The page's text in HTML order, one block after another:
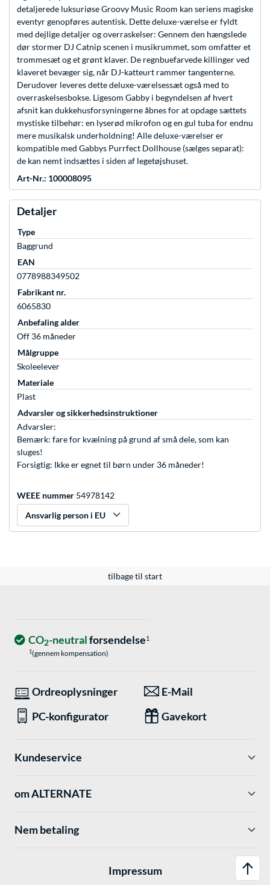
detaljerede luksuriøse Groovy Music Room kan seriens magiske
eventyr genopføres autentisk. Dette deluxe-værelse er fyldt
med dejlige detaljer og overraskelser: Gennem den hængslede
dør stormer DJ Catnip scenen i musikrummet, som omfatter et
trommesæt og et grønt klaver. De regnbuefarvede killinger ved
klaveret bevæger sig, når DJ-katteurt rammer tangenterne.
Derudover leveres dette deluxe-værelsessæt også med to
overraskelsesbokse. Ligesom Gabby i begyndelsen af hvert
afsnit kan dukkehusforsyningerne åbnes for at opdage sættets
mystiske tilbehør: en lyserød mikrofon og en gul tuba for endnu
mere musikalsk underholdning! Alle deluxe-værelser er
kompatible med Gabbys Purrfect Dollhouse (sælges separat):
de kan nemt indsættes i siden af legetøjshuset.
Art-Nr.: 100008095
Detaljer
Type
Baggrund
EAN
0778988349502
Fabrikant nr.
6065830
Anbefaling alder
Off 36 måneder
Målgruppe
Skoleelever
Materiale
Plast
Advarsler og sikkerhedsinstruktioner
Advarsler:
Bemærk: fare for kvælning på grund af små dele, som kan
sluges!
Forsigtig: Ikke er egnet til børn under 36 måneder!
WEEE nummer 54978142
Ansvarlig person i EU
tilbage til start
CO2-neutralforsendelse1
1(gennem kompensation)
Ordreoplysninger
E-Mail
PC-konfigurator
Gavekort
Kundeservice
om ALTERNATE
Nem betaling
Impressum